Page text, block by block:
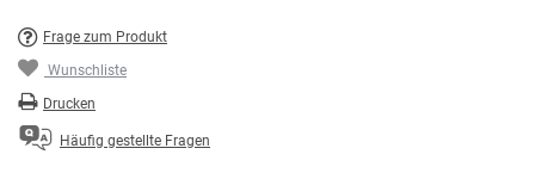
Frage zum Produkt
Wunschliste
Drucken
Häufig gestellte Fragen